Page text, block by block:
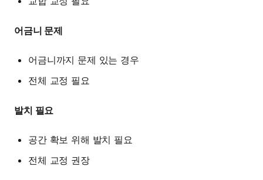
어금니 문제
어금니까지 문제 있는 경우
전체 교정 필요
발치 필요
공간 확보 위해 발치 필요
전체 교정 권장